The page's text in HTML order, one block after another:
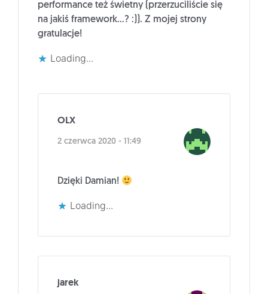
performance też świetny (przerzuciliście się
na jakiś framework…? :)). Z mojej strony
gratulacje!
Loading...
OLX
2 czerwca 2020 - 11:49
Dzięki Damian!
Loading...
jarek